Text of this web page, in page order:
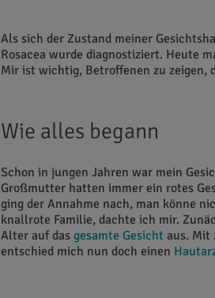
Als sich der Zustand meiner
Rosacea wurde diagnostiziert. Heute
Mir ist wichtig, Betroffenen zu zeigen,
Wie alles begann
Schon in jungen Jahren war mein
Großmutter hatten immer ein rotes
ging der Annahme nach, man könne
knallrote Familie, dachte ich mir.
Alter auf das gesamte Gesicht aus. Mit
entschied mich nun doch einen